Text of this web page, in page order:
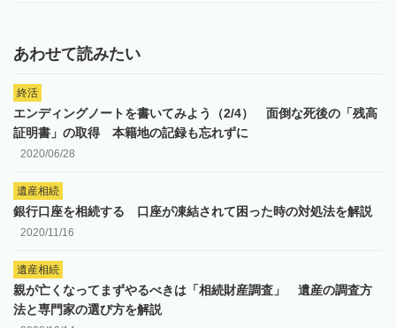
あわせて読みたい
終活
エンディングノートを書いてみよう（2/4） 面倒な死後の「残高
証明書」の取得 本籍地の記録も忘れずに
2020/06/28
遺産相続
銀行口座を相続する 口座が凍結されて困った時の対処法を解説
2020/11/16
遺産相続
親が亡くなってまずやるべきは「相続財産調査」 遺産の調査方
法と専門家の選び方を解説